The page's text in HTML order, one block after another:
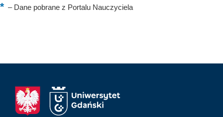
–Dane pobrane z Portalu Nauczyciela